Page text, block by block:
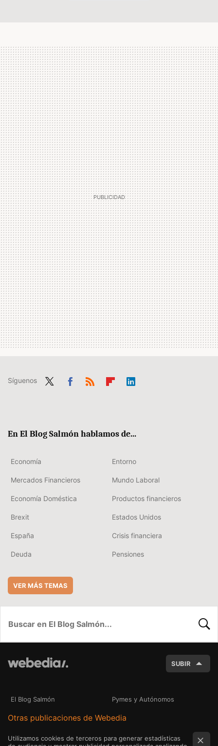
Síguenos
En El Blog Salmón hablamos de...
Economía Entorno
Mercados Financieros Mundo Laboral
Economía Doméstica Productos financieros
Brexit Estados Unidos
España Crisis financiera
Deuda Pensiones
VER MÁS TEMAS
SUBIR
El Blog Salmón Pymes y Autónomos
Otras publicaciones de Webedia
Utilizamos cookies de terceros para generar estadísticas